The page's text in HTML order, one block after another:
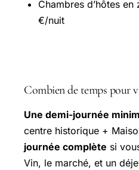
Chambres d’hôtes
€/nuit
Combien de temps pour
Une demi-journée
centre historique +
journée complète si
Vin, le marché, et un